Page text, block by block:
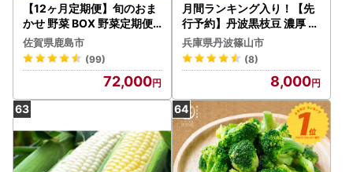
【12ヶ月定期便】旬のおま
かせ 野菜 BOX 野菜定期便
旬の野菜 詰め合わせ 野菜
新鮮 野菜 8～10品目 H-13
佐賀県鹿島市
(99)
72,000
月間ランキング入り！【先
行予約】丹波黒枝豆 濃厚 5
00g×2袋 晩摘み 枝豆 [CU1
1]
兵庫県丹波篠山市
(8)
8,000